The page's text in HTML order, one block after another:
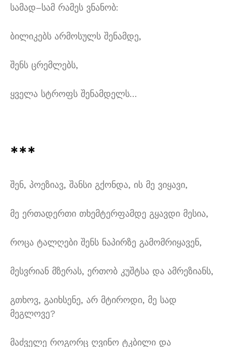
სამად–სამ რამეს ვნანობ:
ბილიკებს არმოსულს შენამდე,
შენს ცრემლებს,
ყველა სტროფს შენამდელს…
***
შენ, პოეზიავ, შანსი გქონდა, ის მე ვიყავი,
მე ერთადერთი თხემტერფამდე გყავდი მესია,
როცა ტალღები შენს ნაპირზე გამომრიყავენ,
მესვრიან მზერას, ერთობ კუშტსა და ამრეზიანს,
გთხოვ, გაიხსენე, არ მტიროდი, მე სად
მეგლოვე?
მაძველე როგორც ღვინო ტკბილი და